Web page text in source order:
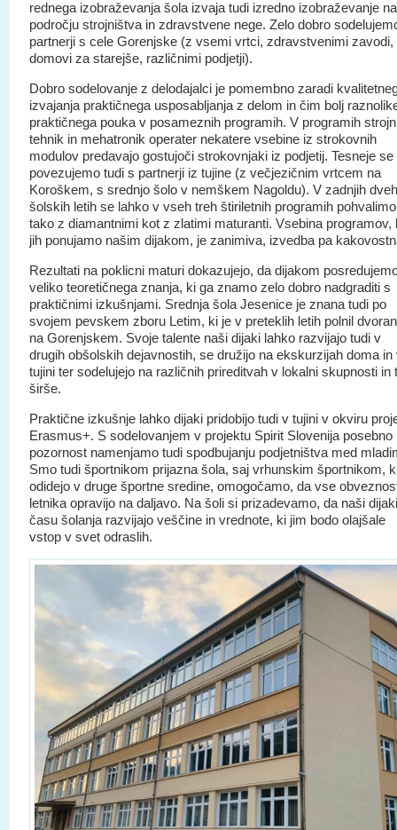
rednega izobraževanja šola izvaja tudi izredno izobraževanje na
področju strojništva in zdravstvene nege. Zelo dobro
partnerji s cele Gorenjske (z vsemi vrtci, zdravstvenimi zavodi,
domovi za starejše, različnimi podjetji).
Dobro sodelovanje z delodajalci je pomembno zaradi
izvajanja praktičnega usposabljanja z delom in čim bolj
praktičnega pouka v posameznih programih. V programih
tehnik in mehatronik operater nekatere vsebine iz strokovnih
modulov predavajo gostujoči strokovnjaki iz podjetij. Tesneje se
povezujemo tudi s partnerji iz tujine (z večjezičnim vrtcem na
Koroškem, s srednjo šolo v nemškem Nagoldu). V zadnjih dveh
šolskih letih se lahko v vseh treh štiriletnih programih pohvalimo
tako z diamantnimi kot z zlatimi maturanti. Vsebina programov,
jih ponujamo našim dijakom, je zanimiva, izvedba pa
Rezultati na poklicni maturi dokazujejo, da dijakom
veliko teoretičnega znanja, ki ga znamo zelo dobro nadgraditi s
praktičnimi izkušnjami. Srednja šola Jesenice je znana tudi po
svojem pevskem zboru Letim, ki je v preteklih letih polnil
na Gorenjskem. Svoje talente naši dijaki lahko razvijajo tudi v
drugih obšolskih dejavnostih, se družijo na ekskurzijah doma in
tujini ter sodelujejo na različnih prireditvah v lokalni skupnosti in
širše.
Praktične izkušnje lahko dijaki pridobijo tudi v tujini v okviru
Erasmus+. S sodelovanjem v projektu Spirit Slovenija posebno
pozornost namenjamo tudi spodbujanju podjetništva med
Smo tudi športnikom prijazna šola, saj vrhunskim športnikom,
odidejo v druge športne sredine, omogočamo, da vse
letnika opravijo na daljavo. Na šoli si prizadevamo, da naši
času šolanja razvijajo veščine in vrednote, ki jim bodo olajšale
vstop v svet odraslih.